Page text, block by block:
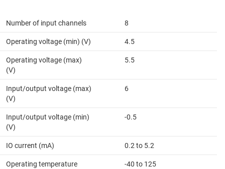
Number of input channels 8
Operating voltage (min) (V) 4.5
Operating voltage (max)
(V)
5.5
Input/output voltage (max)
(V)
6
Input/output voltage (min)
(V)
-0.5
IO current (mA) 0.2 to 5.2
Operating temperature
-40 to 125